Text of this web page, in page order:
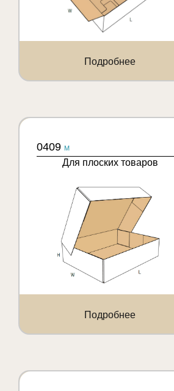
Подробнее
0409 M
Для плоских товаров
Подробнее